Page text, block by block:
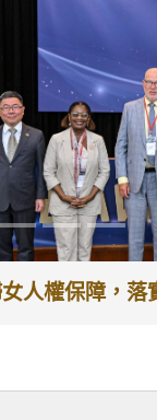
服務期間之貢